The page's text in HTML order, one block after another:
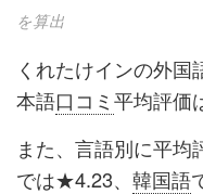
を算出
くれたけインの外国
本語口コミ 平均評価
また、言語別に平均
では★4.23、 韓国語